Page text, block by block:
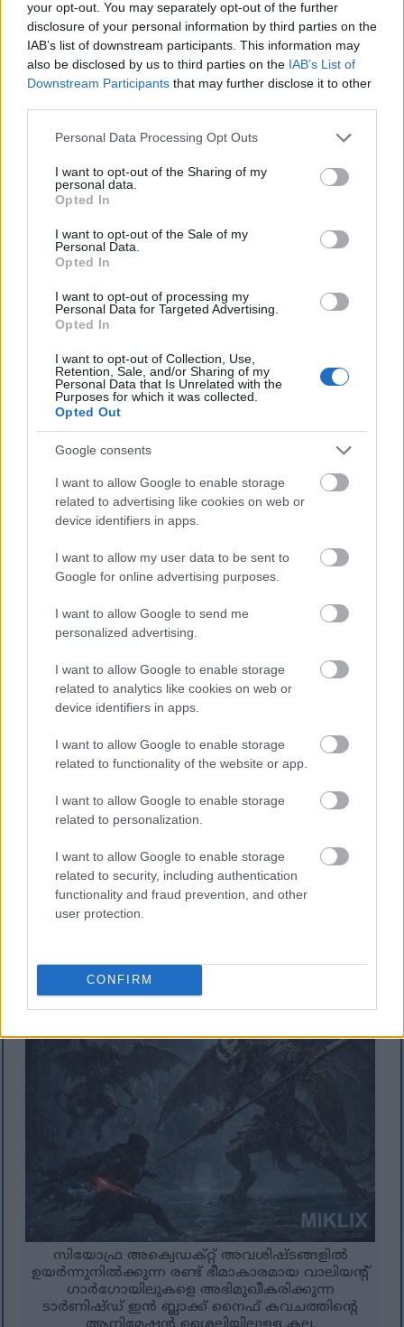
your opt-out. You may separately opt-out of the further
disclosure of your personal information by third parties on the
IAB’s list of downstream participants. This information may
also be disclosed by us to third parties on the IAB’s List of
Downstream Participants that may further disclose it to other
Please note that this website/app uses one or more Google
not limited to your visit or usage behaviour. You may click to
grant or deny consent to Google and its third-party tags to
use your data for below specified purposes in below Google
consent section.
Personal Data Processing Opt Outs
I want to opt-out of the Sharing of my
personal data.
Opted In
I want to opt-out of the Sale of my
Personal Data.
Opted In
I want to opt-out of processing my
Personal Data for Targeted Advertising.
Opted In
I want to opt-out of Collection, Use,
Retention, Sale, and/or Sharing of my
Personal Data that Is Unrelated with the
Purposes for which it was collected.
Opted Out
Google consents
I want to allow Google to enable storage
related to advertising like cookies on web or
device identifiers in apps.
I want to allow my user data to be sent to
Google for online advertising purposes.
I want to allow Google to send me
personalized advertising.
I want to allow Google to enable storage
related to analytics like cookies on web or
device identifiers in apps.
I want to allow Google to enable storage
related to functionality of the website or app.
I want to allow Google to enable storage
related to personalization.
I want to allow Google to enable storage
related to security, including authentication
functionality and fraud prevention, and other
user protection.
CONFIRM
ഉം ഉണ്ട്. എന്റെ റേഞ്ച്ഡ് ആയുധങ്ങൾ
ലോങ്ബോയും ഷോർട്ട്ബോയുമാണ്. ഈ
വീഡിയോ റെക്കോർഡ് ചെയ്യുമ്പോൾ ഞാൻ റൂൺ
ലെവൽ 85 ആയിരുന്നു. അത് പൊതുവെ
ഉചിതമാണെന്ന് എനിക്ക് ഉറപ്പില്ല, പക്ഷേ
മോഡല്ലാത്ത, എന്നാൽ മണിക്കൂറുകളോളം ഒരേ
ബുദ്ധിമുട്ടുള്ളതല്ലാത്ത ഒരു മധുരപലഹാരം ഞാൻ
ആഗ്രഹിക്കുന്നു, കാരണം എനിക്ക് അത്ര
രസകരമായി തോന്നുന്നില്ല.
എന്തായാലും, ഈ വാലിയന്റ് ഗാർഗോയിൽസ്
വീഡിയോയുടെ അവസാനം ഇതാ. കണ്ടതിന് നന്ദി.
അല്ലെങ്കിൽ miklix.com സന്ദർശിക്കുക. ലൈക്ക്
ചെയ്ത് സബ്‌സ്‌ക്രൈബ് ചെയ്‌ത് നിങ്ങൾക്ക്
പൂർണ്ണമായും ഗംഭീരമാകുന്നത് പരിഗണിക്കാം.
അടുത്ത തവണ വരെ, ആസ്വദിക്കൂ,
സന്തോഷകരമായ ഗെയിമിംഗ് ആസ്വദിക്കൂ!
ഈ വീഡിയോ ഇഷ്ടപ്പെട്ടെങ്കിൽ,
ലൈക്ക് ചെയ്ത് സബ്‌സ്‌ക്രൈബ് ചെയ്‌ത്
പൂർണ്ണമായും ഗംഭീരമാക്കുന്നത് പരിഗണിക്കുക :-)
ഈ മുതലാളി പോരാട്ടത്തിൽ
നിന്ന് പ്രചോദനം ഉൾക്കൊണ്ട്
നിർമ്മിച്ച ആരാധക കല.
സിയോഫ്ര അക്വെഡക്റ്റിന്റെ നീല വെളിച്ചമുള്ള
അവശിഷ്ടങ്ങളിൽ രണ്ട് വാലിയന്റ്
ഗാർഗോയിലുകളുമായി പോരാടുന്ന ടാർണിഷ്ഡ്
ഇൻ ബ്ലാക്ക് നൈഫ് കവചത്തിന്റെ ആനിമേഷൻ-
സ്റ്റൈൽ ഫാൻ ആർട്ട്.
സിയോഫ്ര അക്വെഡക്റ്റ് അവശിഷ്ടങ്ങളിൽ
ഉയർന്നുനിൽക്കുന്ന രണ്ട് ഭീമാകാരമായ വാലിയന്റ്
ഗാർഗോയിലുകളെ അഭിമുഖീകരിക്കുന്ന
ടാർണിഷ്ഡ് ഇൻ ബ്ലാക്ക് നൈഫ് കവചത്തിന്റെ